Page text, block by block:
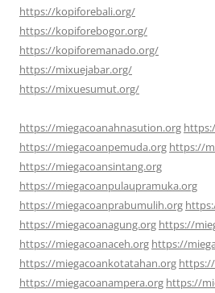
https://kopiforebali.org/
https://kopiforebogor.org/
https://kopiforemanado.org/
https://mixuejabar.org/
https://mixuesumut.org/
https://miegacoanahnasution.org
https://miegacoanpemuda.org https://
https://miegacoansintang.org
https://miegacoanpulaupramuka.org
https://miegacoanprabumulih.org
https://miegacoanagung.org https://
https://miegacoanaceh.org https://
https://miegacoankotatahan.org
https://miegacoanampera.org https://